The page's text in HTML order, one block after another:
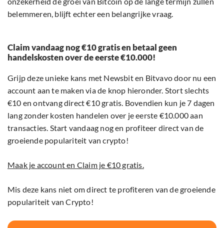
belemmeren, blijft echter een belangrijke vraag.
Claim vandaag nog €10 gratis en betaal geen
handelskosten over de eerste €10.000!
Grijp deze unieke kans met Newsbit en Bitvavo door nu een
account aan te maken via de knop hieronder. Stort slechts
€10 en ontvang direct €10 gratis. Bovendien kun je 7 dagen
lang zonder kosten handelen over je eerste €10.000 aan
transacties. Start vandaag nog en profiteer direct van de
groeiende populariteit van crypto!
Maak je account en Claim je €10 gratis.
Mis deze kans niet om direct te profiteren van de groeiende
populariteit van Crypto!